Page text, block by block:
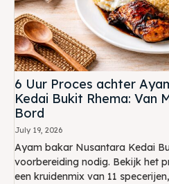
6 Uur Proces achter
Kedai Bukit Rhema: Van
Bord
July 19, 2026
Ayam bakar Nusantara Kedai
voorbereiding nodig. Bekijk het
een kruidenmix van 11